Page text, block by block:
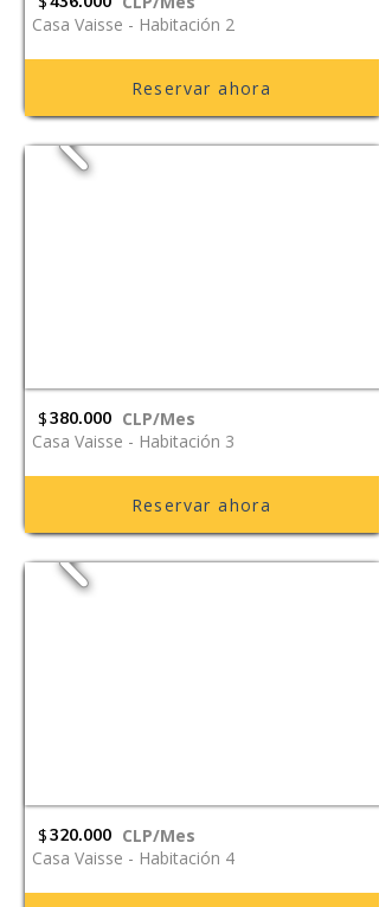
Casa Vaisse - Habitación 2
Reservar ahora
$380.000 CLP/Mes
Casa Vaisse - Habitación 3
Reservar ahora
$320.000 CLP/Mes
Casa Vaisse - Habitación 4